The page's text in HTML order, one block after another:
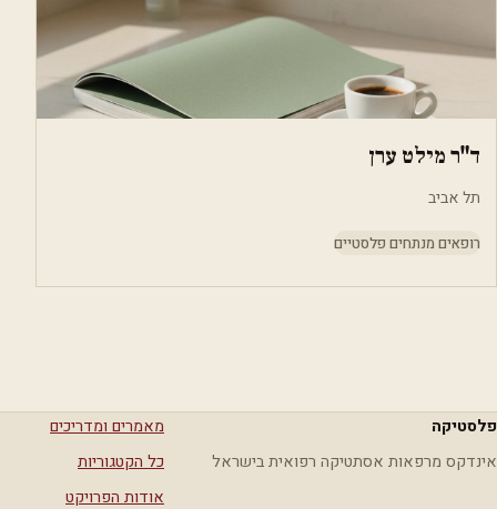
ד"ר מילט ערן
תל אביב
רופאים מנתחים פלסטיים
פלסטיקה
אינדקס מרפאות אסתטיקה רפואית בישראל
מאמרים ומדריכים
כל הקטגוריות
אודות הפרויקט